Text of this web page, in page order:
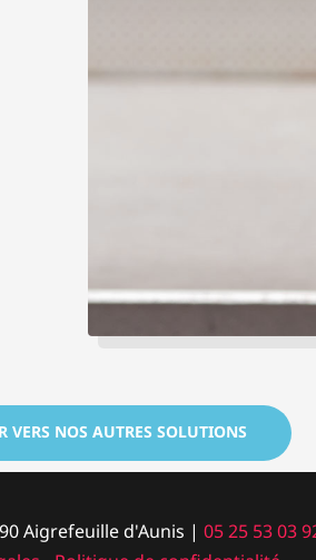
VERS NOS AUTRES SOLUTIONS
Aigrefeuille d'Aunis | 05 25 53 03